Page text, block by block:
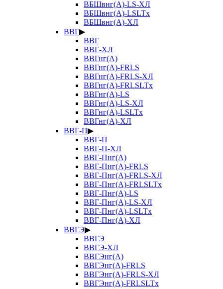
ВБШвнг(А)-LS-ХЛ
ВБШвнг(А)-LSLTx
ВБШвнг(А)-ХЛ
ВВГ▶
ВВГ
ВВГ-ХЛ
ВВГнг(А)
ВВГнг(А)-FRLS
ВВГнг(А)-FRLS-ХЛ
ВВГнг(А)-FRLSLTx
ВВГнг(А)-LS
ВВГнг(А)-LS-ХЛ
ВВГнг(А)-LSLTx
ВВГнг(А)-ХЛ
ВВГ-П▶
ВВГ-П
ВВГ-П-ХЛ
ВВГ-Пнг(А)
ВВГ-Пнг(А)-FRLS
ВВГ-Пнг(А)-FRLS-ХЛ
ВВГ-Пнг(А)-FRLSLTx
ВВГ-Пнг(А)-LS
ВВГ-Пнг(А)-LS-ХЛ
ВВГ-Пнг(А)-LSLTx
ВВГ-Пнг(А)-ХЛ
ВВГЭ▶
ВВГЭ
ВВГЭ-ХЛ
ВВГЭнг(А)
ВВГЭнг(А)-FRLS
ВВГЭнг(А)-FRLS-ХЛ
ВВГЭнг(А)-FRLSLTx